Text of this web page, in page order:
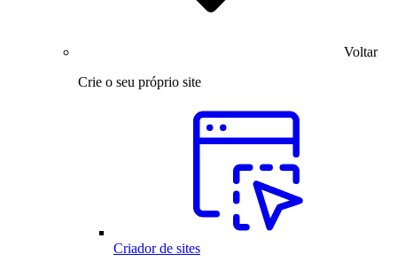
Voltar
Crie o seu próprio site
Criador de sites